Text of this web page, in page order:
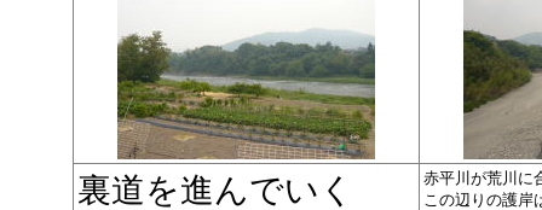
裏道を進んでいく
赤平川が荒川に
この辺りの護岸